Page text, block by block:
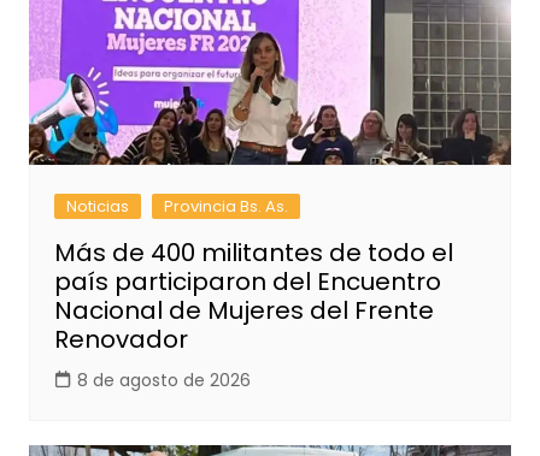
Noticias Provincia Bs. As.
Más de 400 militantes de todo el
país participaron del Encuentro
Nacional de Mujeres del Frente
Renovador
8 de agosto de 2026